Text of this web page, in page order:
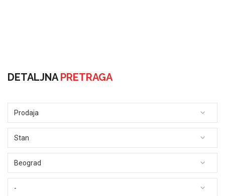
DETALJNAPRETRAGA
Prodaja
Stan
Beograd
-